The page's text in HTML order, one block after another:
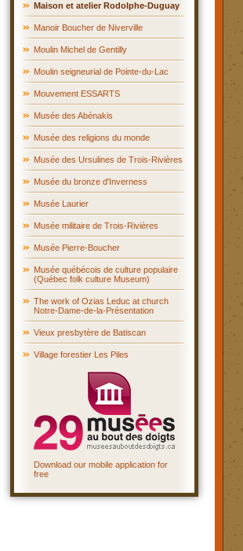
Maison et atelier Rodolphe-Duguay
Manoir Boucher de Niverville
Moulin Michel de Gentilly
Moulin seigneurial de Pointe-du-Lac
Mouvement ESSARTS
Musée des Abénakis
Musée des religions du monde
Musée des Ursulines de Trois-Rivières
Musée du bronze d'Inverness
Musée Laurier
Musée militaire de Trois-Rivières
Musée Pierre-Boucher
Musée québécois de culture populaire
(Québec folk culture Museum)
The work of Ozias Leduc at church
Notre-Dame-de-la-Présentation
Vieux presbytère de Batiscan
Village forestier Les Piles
Download our mobile application for
free